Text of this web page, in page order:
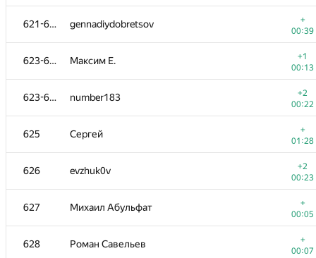
621-622 gennadiydobretsov
+
00:39
623-624 Максим Е.
+1
00:13
623-624 number183
+2
00:22
625 Сергей
+
01:28
626 evzhuk0v
+2
00:23
627 Михаил Абульфат
+
00:05
628 Роман Савельев
+
00:07
agprozorova
00:24
adilyermek
+
00:18
Shivam Agarwal
+
00:14
608 kovtun5
00:17
609 alvaro.unnoba@gmail.com
+2
00:14
Кирилл
00:27
nikolay.mayorov@vis-technology.ru
00:28